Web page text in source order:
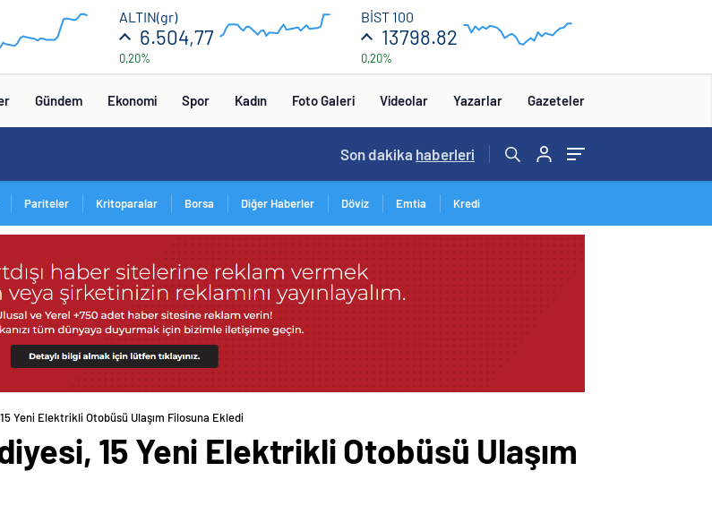
00:00
ALTIN(gr)
6.504,77
0,20%
00:00 00:00
BİST 100
13798.82
0,20%
12:00
Gündem Ekonomi Spor Kadın Foto Galeri Videolar Yazarlar Gazeteler
Son dakika haberleri
Pariteler Kritoparalar Borsa Diğer Haberler Döviz Emtia Kredi
Yeni Elektrikli Otobüsü Ulaşım Filosuna Ekledi
15 Yeni Elektrikli Otobüsü Ulaşım